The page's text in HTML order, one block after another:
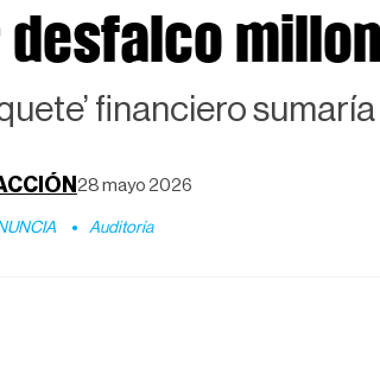
financiero
28 mayo 2026
Auditoría